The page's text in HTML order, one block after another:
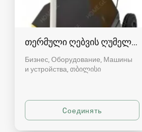
თერმული ღებვის ღუმელი,
Бизнес, Оборудование, Машины
и устройства თბილისი